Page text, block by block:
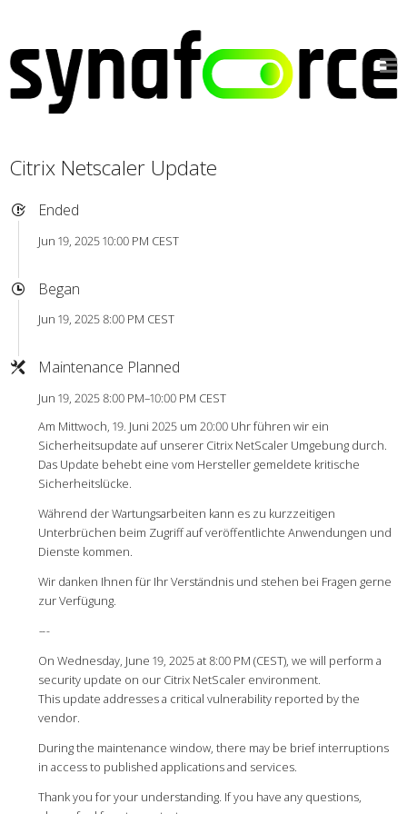
Citrix Netscaler Update
Ended
Jun 19, 2025 10:00 PM CEST
Began
Jun 19, 2025 8:00 PM CEST
Maintenance Planned
Jun 19, 2025 8:00 PM–10:00 PM CEST
Am Mittwoch, 19. Juni 2025 um 20:00 Uhr führen wir ein
Sicherheitsupdate auf unserer Citrix NetScaler Umgebung durch.
Das Update behebt eine vom Hersteller gemeldete kritische
Sicherheitslücke.
Während der Wartungsarbeiten kann es zu kurzzeitigen
Unterbrüchen beim Zugriff auf veröffentlichte Anwendungen und
Dienste kommen.
Wir danken Ihnen für Ihr Verständnis und stehen bei Fragen gerne
zur Verfügung.
---
On Wednesday, June 19, 2025 at 8:00 PM (CEST), we will perform a
security update on our Citrix NetScaler environment.
This update addresses a critical vulnerability reported by the
vendor.
During the maintenance window, there may be brief interruptions
in access to published applications and services.
Thank you for your understanding. If you have any questions,